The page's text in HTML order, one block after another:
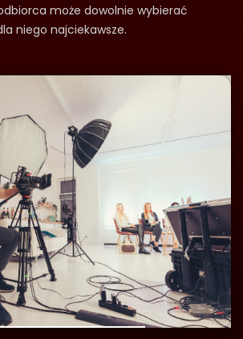
może dowolnie wybierać
niego najciekawsze.